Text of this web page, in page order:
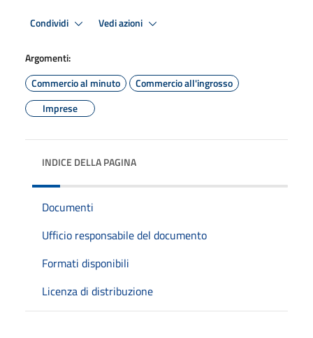
Condividi Vedi azioni
Argomenti:
Commercio al minuto
Commercio all'ingrosso
Imprese
INDICE DELLA PAGINA
Documenti
Ufficio responsabile del documento
Formati disponibili
Licenza di distribuzione